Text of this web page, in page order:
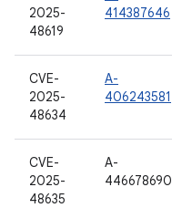
2025-
48619
414387646
CVE-
2025-
48634
A-
406243581
CVE-
2025-
48635
A-
446678690